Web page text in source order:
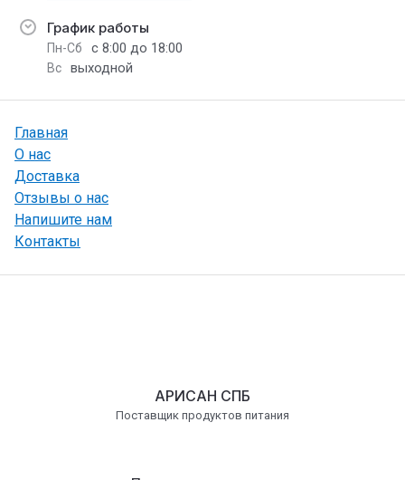
График работы
Пн-Сб с 8:00 до 18:00
Вс выходной
Главная
О нас
Доставка
Отзывы о нас
Напишите нам
Контакты
АРИСАН СПБ
Поставщик продуктов питания